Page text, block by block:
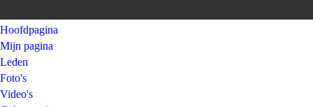
Hoofdpagina
Mijn pagina
Leden
Foto's
Video's